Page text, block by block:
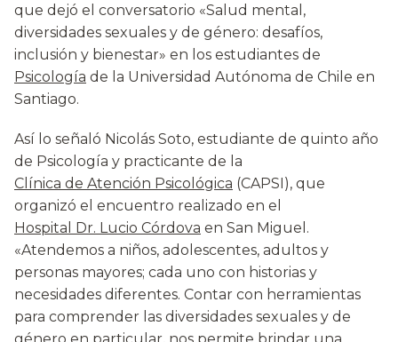
que dejó el conversatorio «Salud mental,
diversidades sexuales y de género: desafíos,
inclusión y bienestar» en los estudiantes de
Psicología de la Universidad Autónoma de Chile en
Santiago.
Así lo señaló Nicolás Soto, estudiante de quinto año
de Psicología y practicante de la
Clínica de Atención Psicológica (CAPSI), que
organizó el encuentro realizado en el
Hospital Dr. Lucio Córdova en San Miguel.
«Atendemos a niños, adolescentes, adultos y
personas mayores; cada uno con historias y
necesidades diferentes. Contar con herramientas
para comprender las diversidades sexuales y de